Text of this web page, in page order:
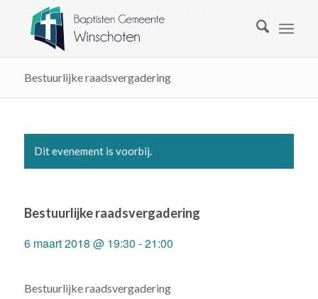
Bestuurlijke raadsvergadering
Dit evenement is voorbij.
Bestuurlijke raadsvergadering
6 maart 2018 @ 19:30 -21:00
Bestuurlijke raadsvergadering